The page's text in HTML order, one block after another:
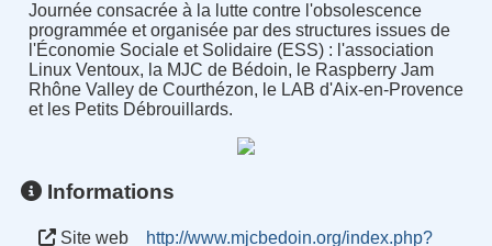
Journée consacrée à la lutte contre l'obsolescence
programmée et organisée par des structures issues de
l'Économie Sociale et Solidaire (ESS) : l'association
Linux Ventoux, la MJC de Bédoin, le Raspberry Jam
Rhône Valley de Courthézon, le LAB d'Aix-en-Provence
et les Petits Débrouillards.
Informations
Site web
http://www.mjcbedoin.org/index.php?